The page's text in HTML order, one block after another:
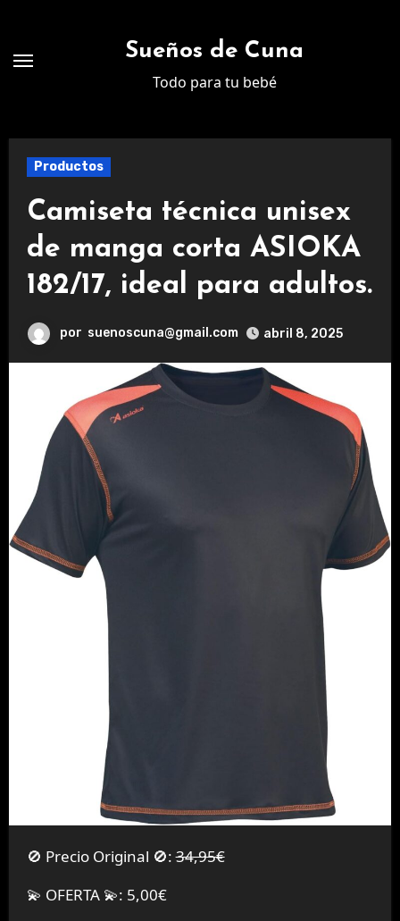
contenido
Sueños de Cuna
Todo para tu bebé
Productos
Camiseta técnica unisex
de manga corta ASIOKA
182/17, ideal para adultos.
por suenoscuna@gmail.com abril 8, 2025
🚫 Precio Original 🚫:34,95€
💫 OFERTA 💫: 5,00€